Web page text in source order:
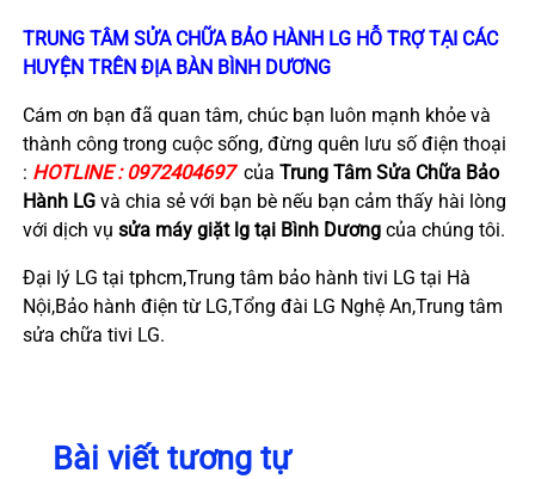
TRUNG TÂM SỬA CHỮA BẢO HÀNH LG HỖ TRỢ TẠI CÁC
HUYỆN TRÊN ĐỊA BÀN BÌNH DƯƠNG
Cám ơn bạn đã quan tâm, chúc bạn luôn mạnh khỏe và
thành công trong cuộc sống, đừng quên lưu số điện thoại
: HOTLINE : 0972404697 của Trung Tâm Sửa Chữa Bảo
Hành LGvà chia sẻ với bạn bè nếu bạn cảm thấy hài lòng
với dịch vụ sửa máy giặt lg tại Bình Dương của chúng tôi.
Đại lý LG tại tphcm,Trung tâm bảo hành tivi LG tại Hà
Nội,Bảo hành điện từ LG,Tổng đài LG Nghệ An,Trung tâm
sửa chữa tivi LG.
Bài viết tương tự